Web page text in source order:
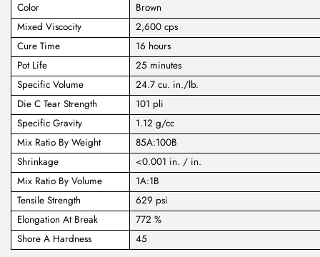
Color
Brown
Mixed Viscocity
2,600 cps
Cure Time
16 hours
Pot Life
25 minutes
Specific Volume
24.7 cu. in./lb.
Die C Tear Strength
101 pli
Specific Gravity
1.12 g/cc
Mix Ratio By Weight
85A:100B
Shrinkage
<0.001 in. / in.
Mix Ratio By Volume
1A:1B
Tensile Strength
629 psi
Elongation At Break
772 %
Shore A Hardness
45